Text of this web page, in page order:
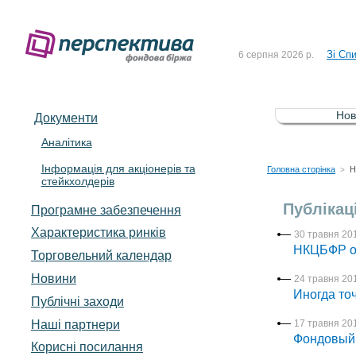
До
6 серпня 2026 р. Зі
5 серпня 2026 р. Зі
4 серпня 2026 р. До
Документи
Аналітика
Інформація для акціонерів та
стейкхолдерів
Програмне забезпечення
Характеристика pинків
Торговельний календар
Новини
Публічні заходи
Наші партнери
Корисні посилання
Головна сторінка >
30 травня
НКЦБФР
24 травня
Иногда
17 травня
Фондовый